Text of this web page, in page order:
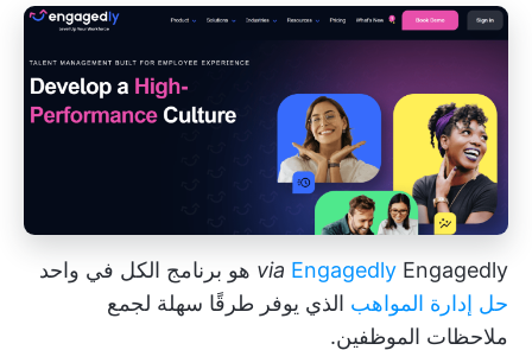
via Engagedly Engagedly هو برنامج الكل في واحد
حل إدارة المواهب الذي يوفر طرقًا سهلة لجمع
ملاحظات الموظفين.